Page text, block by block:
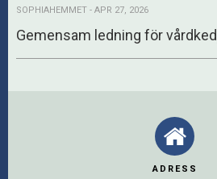
SOPHIAHEMMET - APR 27, 2026
Gemensam ledning för
ADRESS